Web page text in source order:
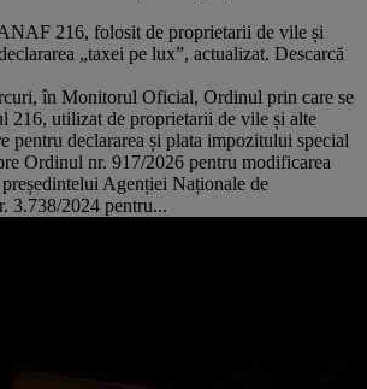
216, folosit de proprietarii de vile și
„taxei pe lux”, actualizat. Descarcă
în Monitorul Oficial, Ordinul prin care se
216, utilizat de proprietarii de vile și alte
pentru declararea și plata impozitului special
Ordinul nr. 917/2026 pentru modificarea
Agenției Naționale de
3.738/2024 pentru...